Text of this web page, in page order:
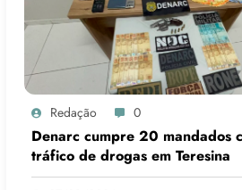
Redação 0
Denarc cumpre 20 mandados
tráfico de drogas em Teresina